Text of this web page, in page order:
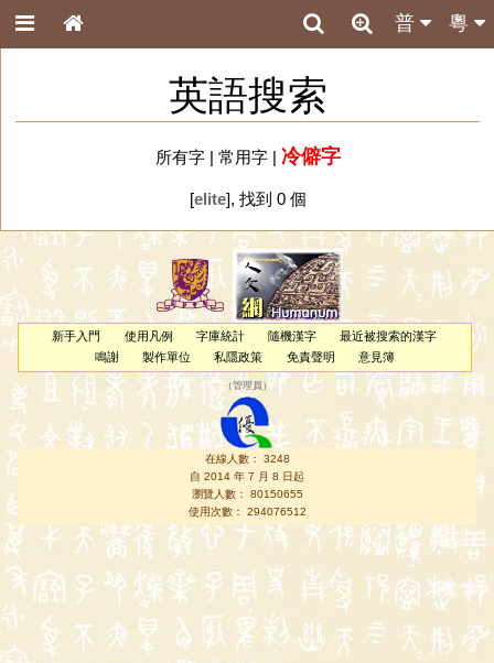
粵
普
英語搜索
所有字| 常用字| 冷僻字
[elite], 找到 0 個
新手入門 使用凡例 字庫統計 隨機漢字
最近被搜索的漢字
鳴謝
製作單位 私隱政策 免責聲明 意見簿
（管理員 ）
在線人數： 3248
自 2014 年 7 月 8 日起
瀏覽人數： 80150655
使用次數： 294076512